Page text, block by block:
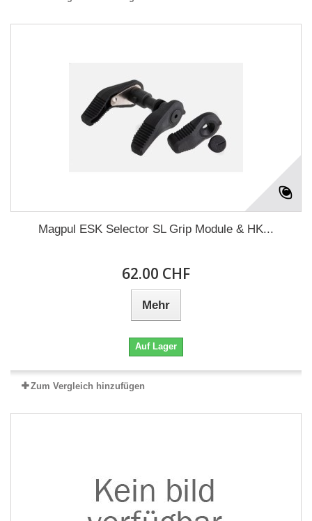
Magpul ESK Selector SL Grip Module & HK...
62.00 CHF
Mehr
Auf Lager
Zum Vergleich hinzufügen